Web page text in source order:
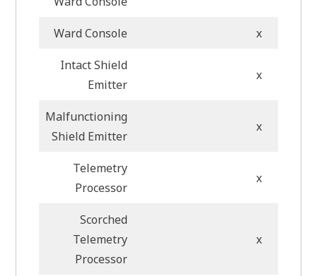
Ward Console x
Intact Shield
Emitter
x
Malfunctioning
Shield Emitter
x
Telemetry
Processor
x
Scorched
Telemetry
Processor
x